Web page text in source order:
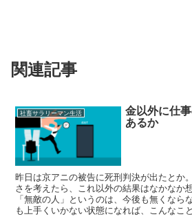
関連記事
社畜サラリーマン生活 金以外に仕
あるか
昨日は京アニの被告に死刑判決が出たとか
さを考えたら、これ以外の結果はなかなか
「無敵の人」というのは、今後も無くなら
も上手くいかない状態になれば、こんな